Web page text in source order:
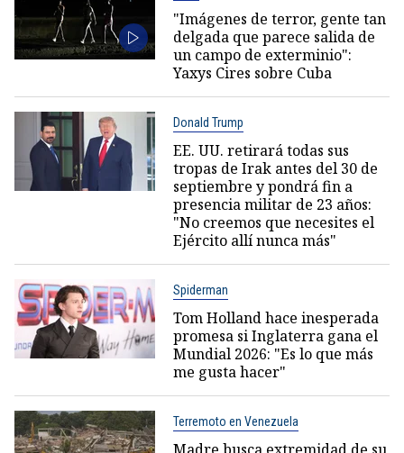
"Imágenes de terror, gente tan
delgada que parece salida de
un campo de exterminio":
Yaxys Cires sobre Cuba
Donald Trump
EE. UU. retirará todas sus
tropas de Irak antes del 30 de
septiembre y pondrá fin a
presencia militar de 23 años:
"No creemos que necesites el
Ejército allí nunca más"
Spiderman
Tom Holland hace inesperada
promesa si Inglaterra gana el
Mundial 2026: "Es lo que más
me gusta hacer"
Terremoto en Venezuela